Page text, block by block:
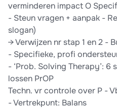
verminderen impact O
- Steun vragen + aanpak -
slogan)
→ Verwijzen nr stap 1 en 2 -
- Specifieke, profi
- ‘Prob. Solving Therapy’:
lossen PrOP
Techn. vr controle over P -
- Vertrekpunt: Balans